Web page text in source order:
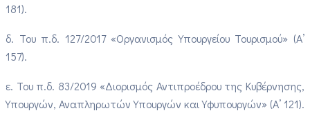
181).
δ. Του π.δ. 127/2017 «Οργανισμός Υπουργείου Τουρισμού» (Α’
157).
ε. Του π.δ. 83/2019 «Διορισμός Αντιπροέδρου της Κυβέρνησης,
Υπουργών, Αναπληρωτών Υπουργών και Υφυπουργών» (Α’ 121).